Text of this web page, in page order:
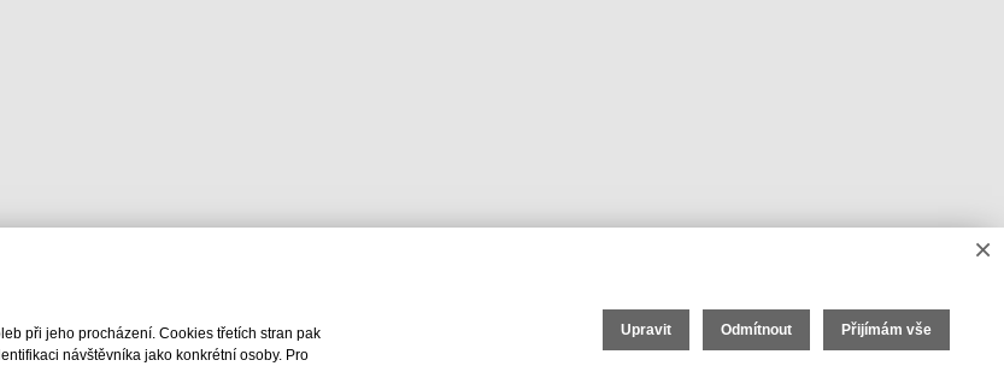
×
při jeho procházení. Cookies třetích stran pak
návštěvníka jako konkrétní osoby. Pro
Upravit Odmítnout Přijímám vše